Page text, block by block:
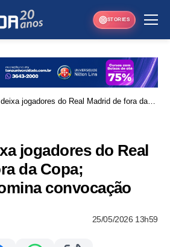
STORIES
jogadores do Real Madrid de fora da
jogadores do Real
da Copa;
convocação
25/05/2026 13h59